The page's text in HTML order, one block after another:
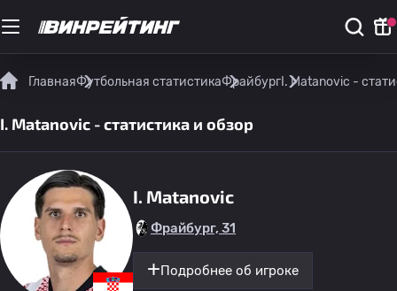
ГлавнаяФутбольная статистикаФрайбург I. Matanovic -
I. Matanovic - статистика и обзор
I. Matanovic
Фрайбург, 31
Подробнее об игроке